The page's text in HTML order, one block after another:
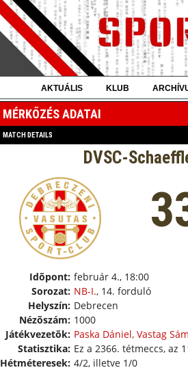
AKTUÁLIS KLUB
MÉRKŐZÉS ADATAI
MATCH DETAILS
DVSC-
Idõpont: február 4., 18:00
Sorozat: NB-I., 14. forduló
Helyszín: Debrecen
Nézõszám: 1000
Játékvezetõk: Paska Dániel, Vastag
Statisztika: Ez a 2366. tétmeccs, az
Hétméteresek: 4/2, illetve 1/0